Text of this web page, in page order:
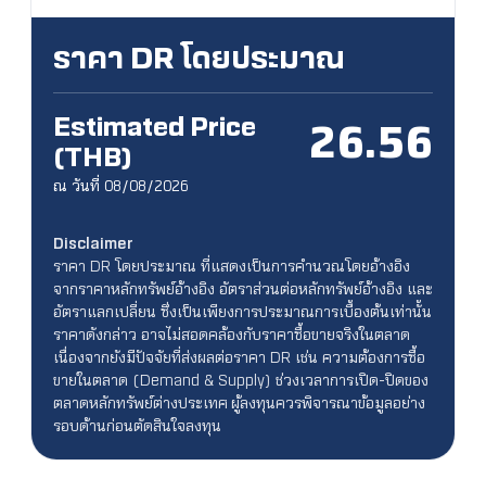
ราคา DR โดยประมาณ
Estimated Price
(THB) 26.56
ณ วันที่ 08/08/2026
Disclaimer
ราคา DR โดยประมาณ ที่แสดงเป็นการคำนวณโดยอ้างอิง
จากราคาหลักทรัพย์อ้างอิง อัตราส่วนต่อหลักทรัพย์อ้างอิง และ
อัตราแลกเปลี่ยน ซึ่งเป็นเพียงการประมาณการเบื้องต้นเท่านั้น
ราคาดังกล่าว อาจไม่สอดคล้องกับราคาซื้อขายจริงในตลาด
เนื่องจากยังมีปัจจัยที่ส่งผลต่อราคา DR เช่น ความต้องการซื้อ
ขายในตลาด (Demand & Supply) ช่วงเวลาการเปิด-ปิดของ
ตลาดหลักทรัพย์ต่างประเทศ ผู้ลงทุนควรพิจารณาข้อมูลอย่าง
รอบด้านก่อนตัดสินใจลงทุน